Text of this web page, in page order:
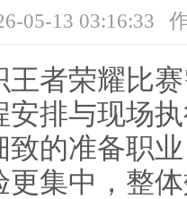
05-13 03:16:33
王者荣耀比
安排与现场
致的准备职
更集中，整